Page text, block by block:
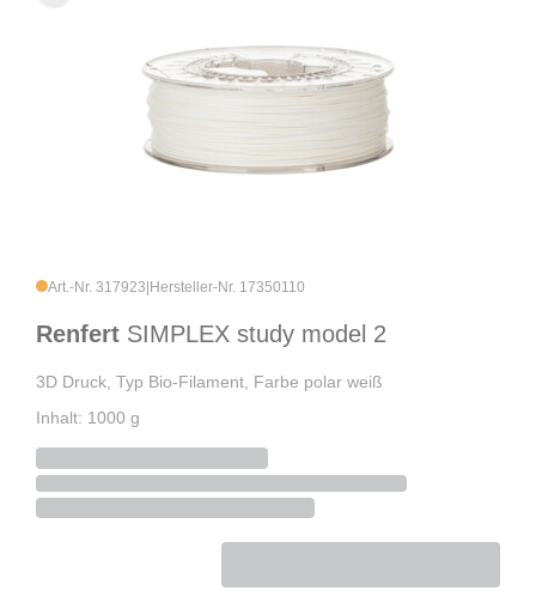
Art.-Nr. 317923 Hersteller-Nr. 17350110
Renfert SIMPLEX study model 2
3D Druck, Typ Bio-Filament, Farbe polar weiß
Inhalt: 1000 g